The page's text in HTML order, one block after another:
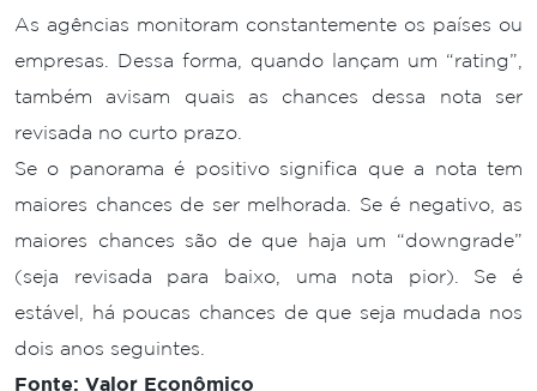
As agências monitoram constantemente os países ou
empresas. Dessa forma, quando lançam um “rating”,
também avisam quais as chances dessa nota ser
revisada no curto prazo.
Se o panorama é positivo significa que a nota tem
maiores chances de ser melhorada. Se é negativo, as
maiores chances são de que haja um “downgrade”
(seja revisada para baixo, uma nota pior). Se é
estável, há poucas chances de que seja mudada nos
dois anos seguintes.
Fonte: Valor Econômico